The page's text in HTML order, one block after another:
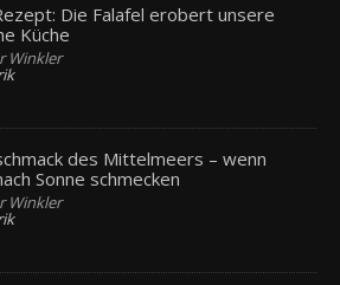
Die Falafel erobert unsere
Küche
Winkler
des Mittelmeers – wenn
Sonne schmecken
Winkler